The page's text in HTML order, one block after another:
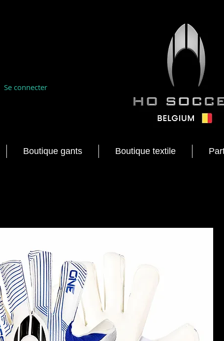
Se connecter
Boutique gants Boutique textile